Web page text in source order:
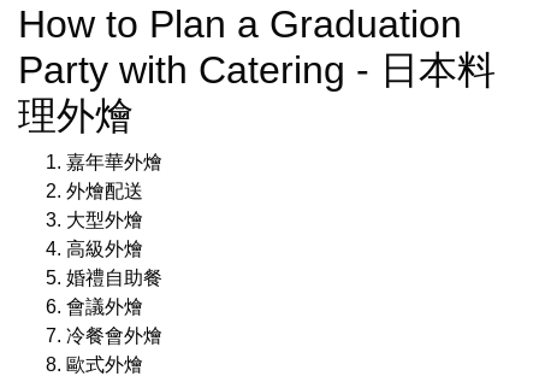
How to Plan a Graduation
Party with Catering - 日本料
理外燴
嘉年華外燴
外燴配送
大型外燴
高級外燴
婚禮自助餐
會議外燴
冷餐會外燴
歐式外燴